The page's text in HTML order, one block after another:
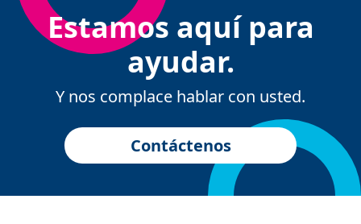
Estamos aquí para
ayudar.
Y nos complace hablar con usted.
Contáctenos